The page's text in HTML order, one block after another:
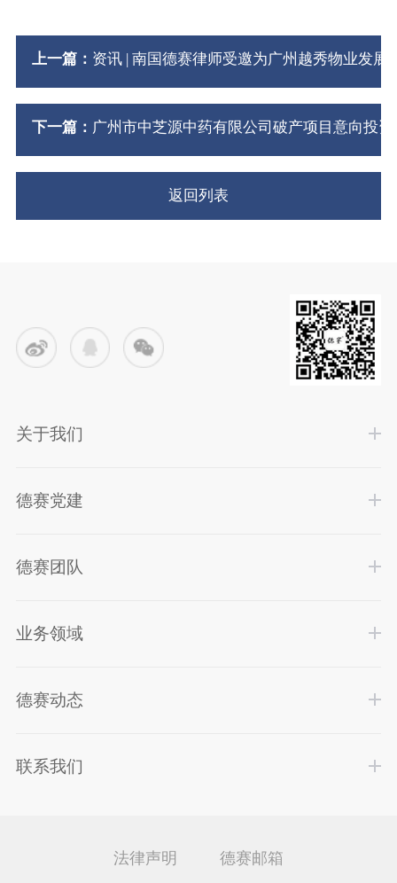
上一篇： 资讯 | 南国德赛律师受邀为广州越秀物业发
下一篇： 广州市中芝源中药有限公司破产项目意向投
返回列表
关于我们
德赛党建
德赛团队
业务领域
德赛动态
联系我们
法律声明 德赛邮箱